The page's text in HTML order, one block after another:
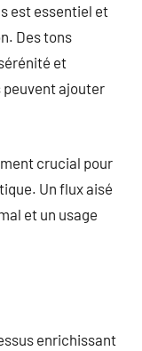
est essentiel et
Des tons
et
peuvent ajouter
crucial pour
Un flux aisé
et un usage
enrichissant